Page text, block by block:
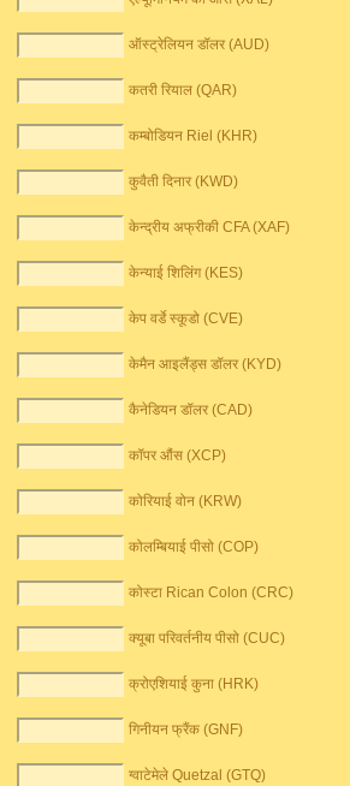
ऑस्ट्रेलियन डॉलर (AUD)
कतरी रियाल (QAR)
कम्बोडियन Riel (KHR)
कुवैती दिनार (KWD)
केन्द्रीय अफ्रीकी CFA (XAF)
केन्याई शिलिंग (KES)
केप वर्डे स्कूडो (CVE)
केमैन आइलैंड्स डॉलर (KYD)
कैनेडियन डॉलर (CAD)
कॉपर औंस (XCP)
कोरियाई वोन (KRW)
कोलम्बियाई पीसो (COP)
कोस्टा Rican Colon (CRC)
क्यूबा परिवर्तनीय पीसो (CUC)
क्रोएशियाई कुना (HRK)
गिनीयन फ्रैंक (GNF)
ग्वाटेमेले Quetzal (GTQ)